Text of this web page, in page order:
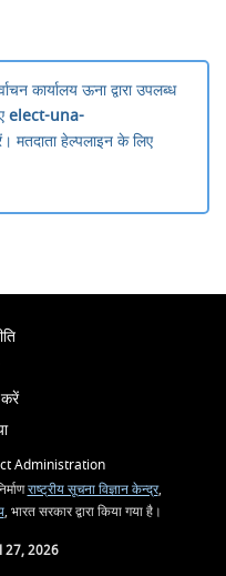
कार्यालय ऊना द्वारा उपलब्ध
elect-una-
मतदाता हेल्पलाइन के लिए
Administration
राष्ट्रीय सूचना विज्ञान केन्द्र,
, भारत सरकार द्वारा किया गया है।
27, 2026